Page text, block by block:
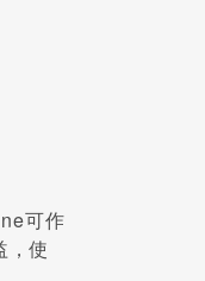
可作
，使